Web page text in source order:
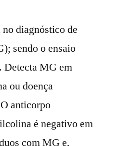
diagnóstico de
sendo o ensaio
Detecta MG em
ou doença
anticorpo
é negativo em
com MG e,